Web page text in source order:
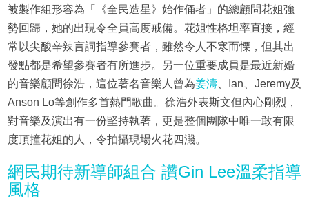
被製作組形容為「《全民造星》始作俑者」的總顧問花姐強
勢回歸，她的出現令全員高度戒備。花姐性格坦率直接，經
常以尖酸辛辣言詞指導參賽者，雖然令人不寒而慄，但其出
發點都是希望參賽者有所進步。另一位重要成員是最近新婚
的音樂顧問徐浩，這位著名音樂人曾為姜濤、Ian、Jeremy及
Anson Lo等創作多首熱門歌曲。徐浩外表斯文但內心剛烈，
對音樂及演出有一份堅持執著，更是整個團隊中唯一敢有限
度頂撞花姐的人，令拍攝現場火花四濺。
網民期待新導師組合 讚Gin Lee溫柔指導
風格